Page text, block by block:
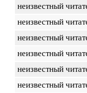
неизвестный
неизвестный
неизвестный
неизвестный
неизвестный
неизвестный